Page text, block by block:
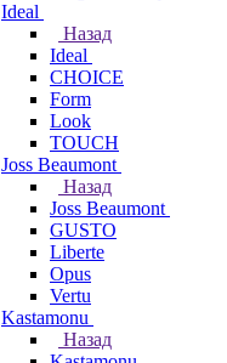
Ideal
Назад
Ideal
CHOICE
Form
Look
TOUCH
Joss Beaumont
Назад
Joss Beaumont
GUSTO
Liberte
Opus
Vertu
Kastamonu
Назад